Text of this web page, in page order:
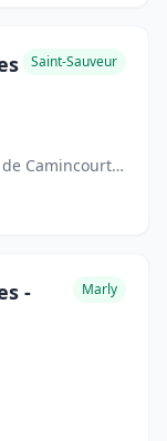
Saint-Sauveur
ZAC de la Borne du Temps 2, 219 Allée de Camincourt, 80470 Saint-Sauveur
-
Marly